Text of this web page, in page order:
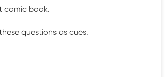
comic book.
questions as cues.